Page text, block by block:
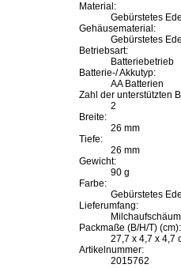
Material:
Gebürstetes
Gehäusematerial:
Gebürstetes
Betriebsart:
Batteriebetrieb
Batterie-/ Akkutyp:
AA Batterien
Zahl der unterstützten
2
Breite:
26 mm
Tiefe:
26 mm
Gewicht:
90 g
Farbe:
Gebürstetes
Lieferumfang:
Packmaße (B/H/T) (cm):
27,7 x 4,7 x 4,7
Artikelnummer:
2015762